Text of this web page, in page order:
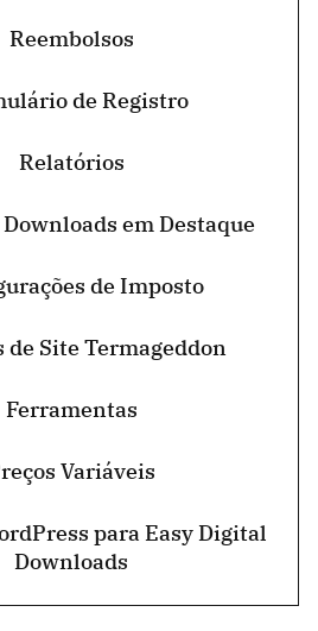
Reembolsos
de Registro
Relatórios
em Destaque
de Imposto
de Site Termageddon
Ferramentas
Variáveis
para Easy Digital
Downloads